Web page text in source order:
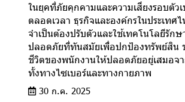
ในยุคที่ภัยคุกคามและความเสี่ยงรอบตัว
ตลอดเวลา ธุรกิจและองค์กรในประเทศ
จำเป็นต้องปรับตัวและใช้เทคโนโลยีรักษ
ปลอดภัยที่ทันสมัยเพื่อปกป้องทรัพย์สิน
ชีวิตของพนักงานให้ปลอดภัยอยู่เสมอจ
ทั้งทางไซเบอร์และทางกายภาพ
30 ก.ค. 2025